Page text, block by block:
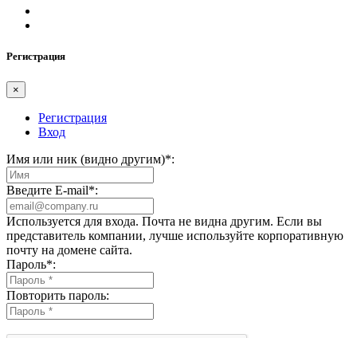
Регистрация
×
Регистрация
Вход
Имя или ник (видно другим)*:
Введите E-mail*:
Используется для входа. Почта не видна другим. Если вы
представитель компании, лучше используйте корпоративную
почту на домене сайта.
Пароль*:
Повторить пароль: